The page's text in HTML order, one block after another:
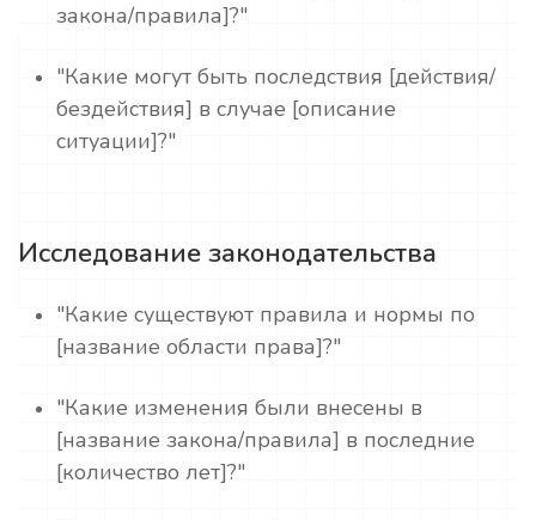
закона/правила]?"
"Какие могут быть последствия [действия/
бездействия] в случае [описание
ситуации]?"
Исследование законодательства
"Какие существуют правила и нормы по
[название области права]?"
"Какие изменения были внесены в
[название закона/правила] в последние
[количество лет]?"